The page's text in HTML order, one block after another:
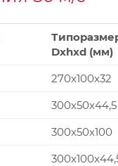
Dxhxd (мм)
270x100x32
300x50x44,5
300x50x100